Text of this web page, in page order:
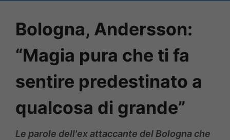
Bologna, Andersson:
“Magia pura che ti fa
sentire predestinato a
qualcosa di grande”
Le parole dell'ex attaccante del Bologna che